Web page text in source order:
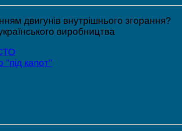
двигунів внутрішнього згорання?
виробництва
капот"